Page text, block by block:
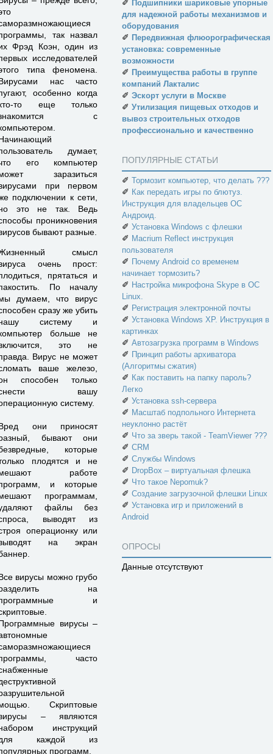
так назвал
Фрэд Коэн, один из
исследователей
типа феномена.
нас часто
особенно когда
то еще только
с
думает,
его компьютер
заразиться
при первом
подключении к сети,
это не так. Ведь
проникновения
бывают разные.
смысл
очень прост:
прятаться и
По началу
думаем, что вирус
сразу же убить
систему и
больше не
это не
Вирус не может
ваше железо,
способен только
вашу
систему.
они приносят
бывают они
которые
плодятся и не
работе
и которые
программам,
файлы без
выводят из
операционку или
на экран
вирусы можно грубо
на
и
вирусы –
часто
Скриптовые
– являются
инструкций
каждой из
программ.
✐ Подшипники шариковые упорные
для надежной работы механизмов и
оборудования
✐ Передвижная флюорографическая
установка: современные
возможности
✐ Преимущества работы в группе
компаний Лакталис
✐ Эскорт услуги в Москве
✐ Утилизация пищевых отходов и
вывоз строительных отходов
профессионально и качественно
ПОПУЛЯРНЫЕ СТАТЬИ
✐ Тормозит компьютер, что делать ???
✐ Как передать игры по блютуз.
Инструкция для владельцев ОС
Андроид.
✐ Установка Windows с флешки
✐ Macrium Reflect инструкция
пользователя
✐ Почему Android со временем
начинает тормозить?
✐ Настройка микрофона Skype в ОС
Linux.
✐ Регистрация электронной почты
✐ Установка Windows XP. Инструкция в
картинках
✐ Автозагрузка программ в Windows
✐ Принцип работы архиватора
(Алгоритмы сжатия)
✐ Как поставить на папку пароль?
Легко
✐ Установка ssh-сервера
✐ Масштаб подпольного Интернета
неуклонно растёт
✐ Что за зверь такой - TeamViewer ???
✐ CRM
✐ Службы Windows
✐ DropBox – виртуальная флешка
✐ Что такое Nepomuk?
✐ Создание загрузочной флешки Linux
✐ Установка игр и приложений в
Android
ОПРОСЫ
Данные отсутствуют